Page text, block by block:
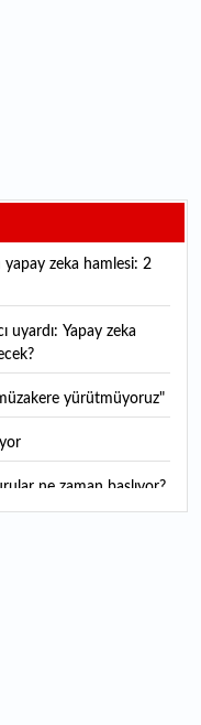
yürütmüyoruz"
ne zaman başlıyor?